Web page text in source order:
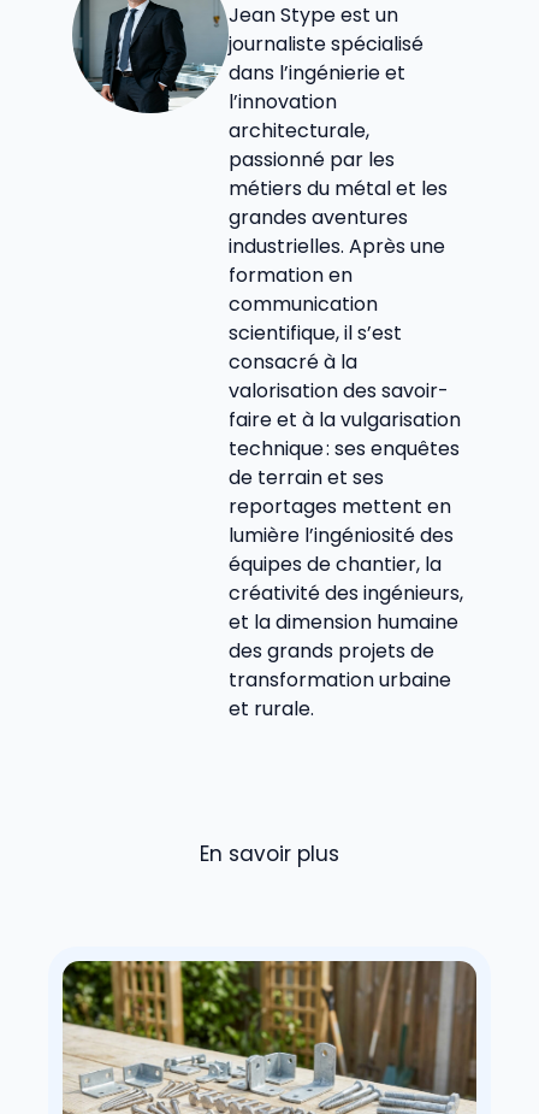
Jean Stype est un
journaliste spécialisé
dans l’ingénierie et
l’innovation
architecturale,
passionné par les
métiers du métal et les
grandes aventures
industrielles. Après une
formation en
communication
scientifique, il s’est
consacré à la
valorisation des savoir-
faire et à la vulgarisation
technique : ses enquêtes
de terrain et ses
reportages mettent en
lumière l’ingéniosité des
équipes de chantier, la
créativité des ingénieurs,
et la dimension humaine
des grands projets de
transformation urbaine
et rurale.
En savoir plus